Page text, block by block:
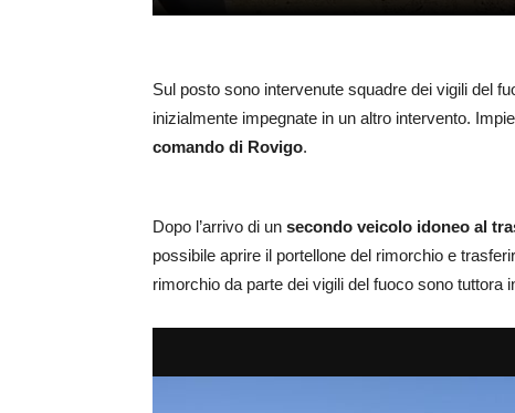
Sul posto sono intervenute squadre dei vigili del
inizialmente impegnate in un altro intervento.
comando di Rovigo.
Dopo l’arrivo di un secondo veicolo idoneo al
possibile aprire il portellone del rimorchio e
rimorchio da parte dei vigili del fuoco sono tuttora